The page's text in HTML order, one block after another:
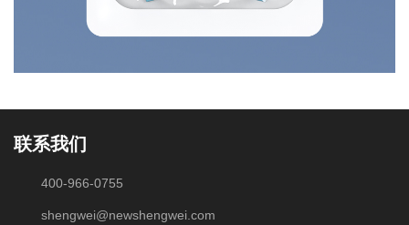
联系我们
400-966-0755
shengwei@newshengwei.com